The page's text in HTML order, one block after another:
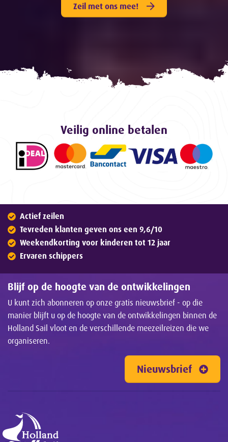
Zeil met ons mee!
Veilig online betalen
Actief zeilen
Tevreden klanten geven ons een 9,6/10
Weekendkorting voor kinderen tot 12 jaar
Ervaren schippers
Blijf op de hoogte van de ontwikkelingen
U kunt zich abonneren op onze gratis nieuwsbrief - op die
manier blijft u op de hoogte van de ontwikkelingen binnen de
Holland Sail vloot en de verschillende meezeilreizen die we
organiseren.
Nieuwsbrief